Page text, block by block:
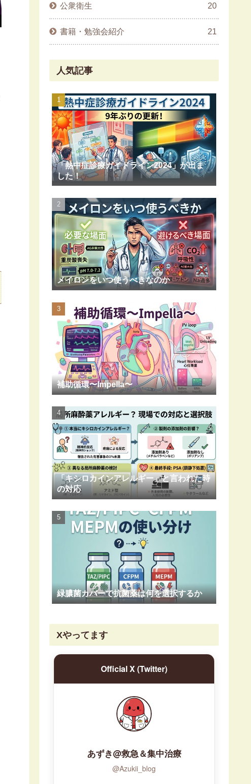
公衆衛生 20
書籍・勉強会紹介 21
人気記事
「熱中症診療ガイドライン2024」が出ま
した！
メイロンをいつ使うべきなのか
補助循環〜Impella〜
「キシロカインアレルギー」と言われた時
の対応
緑膿菌カバーで抗菌薬は何を選択するか
Xやってます
Official X (Twitter)
あずき@救急＆集中治療
@Azukii_blog